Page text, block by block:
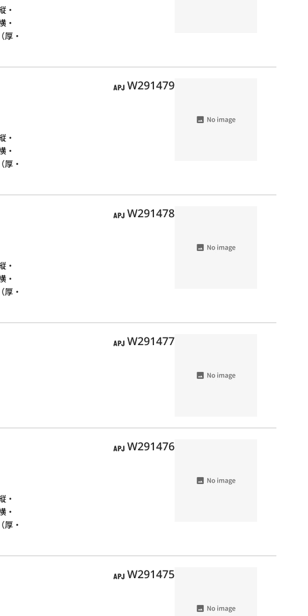
・
・
厚・
APJ
W291479
・
・
厚・
APJ
W291478
・
・
厚・
APJ
W291477
APJ
W291476
・
・
厚・
APJ
W291475